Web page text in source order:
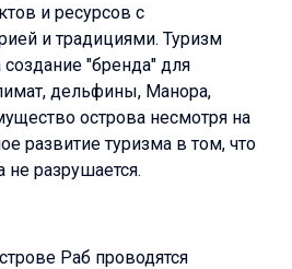
и ресурсов c
и традициями. Туризм
"бренда" для
дельфины, Maнора,
острова несмотря на
развитие туризма в том, что
не разрушается.
Раб проводятся